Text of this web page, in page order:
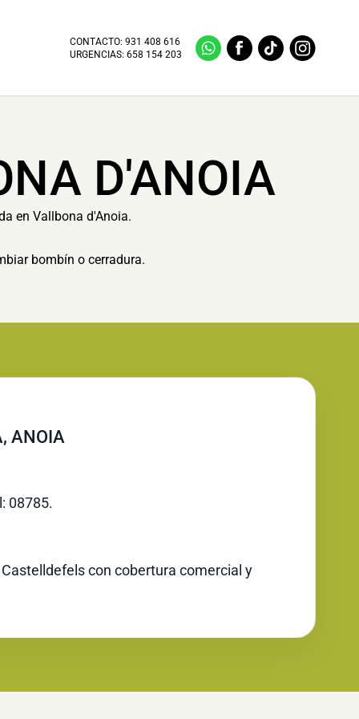
CONTACTO:931 408 616
URGENCIAS:658 154 203
D'ANOIA
en Vallbona d'Anoia.
bombín o cerradura.
ANOIA
08785.
con cobertura comercial y